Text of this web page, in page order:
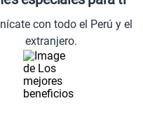
con todo el Perú y el
extranjero.